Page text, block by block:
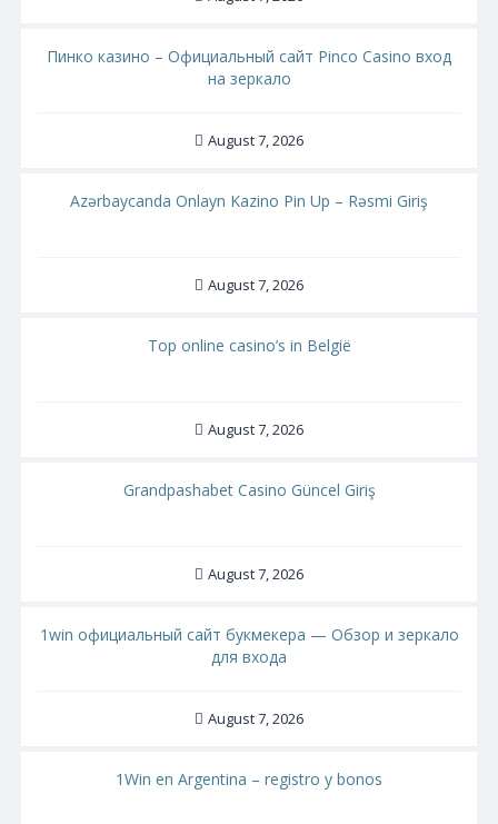
Пинко казино – Официальный сайт Pinco Casino вход
на зеркало
August 7, 2026
Azərbaycanda Onlayn Kazino Pin Up – Rəsmi Giriş
August 7, 2026
Top online casino’s in België
August 7, 2026
Grandpashabet Casino Güncel Giriş
August 7, 2026
1win официальный сайт букмекера — Обзор и зеркало
для входа
August 7, 2026
1Win en Argentina – registro y bonos